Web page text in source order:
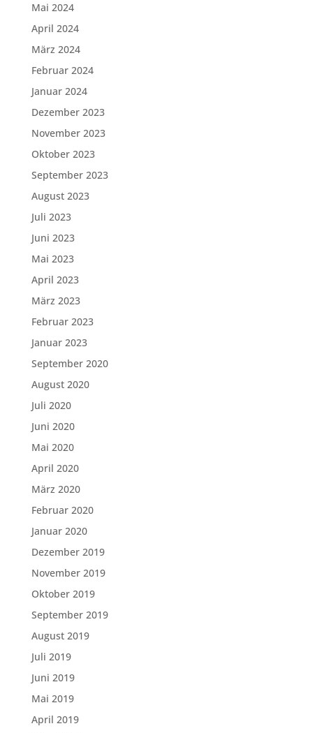
Mai 2024
April 2024
März 2024
Februar 2024
Januar 2024
Dezember 2023
November 2023
Oktober 2023
September 2023
August 2023
Juli 2023
Juni 2023
Mai 2023
April 2023
März 2023
Februar 2023
Januar 2023
September 2020
August 2020
Juli 2020
Juni 2020
Mai 2020
April 2020
März 2020
Februar 2020
Januar 2020
Dezember 2019
November 2019
Oktober 2019
September 2019
August 2019
Juli 2019
Juni 2019
Mai 2019
April 2019